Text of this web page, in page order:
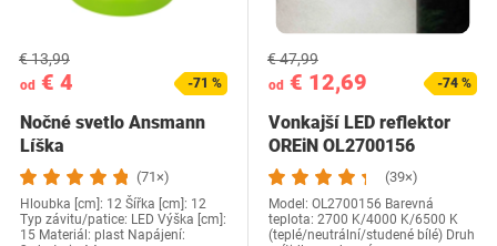
od € 4
€ 13,99
-71 %
Nočné svetlo Ansmann
Líška
(71×)
Hloubka [cm]: 12 Šířka [cm]: 12
Typ závitu/patice: LED Výška [cm]:
15 Materiál: plast Napájení:
od € 12,69
€ 47,99
-74 %
Vonkajší LED reflektor
OREiN OL2700156
(39×)
Model: OL2700156 Barevná
teplota: 2700 K/4000 K/6500 K
(teplé/neutrální/studené bílé) Druh